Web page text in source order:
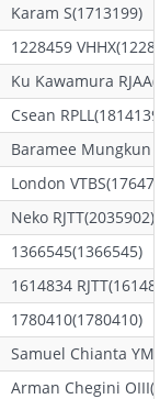
Karam S(1713199)
1228459
Ku Kawamura
Csean
Baramee Mungkun
London
Neko RJTT(2035902)
1366545(1366545)
1614834
1780410(1780410)
Samuel Chianta
Arman Chegini